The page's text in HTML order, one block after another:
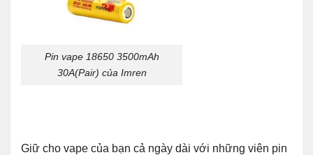
Pin vape 18650 3500mAh
30A(Pair) của Imren
Giữ cho vape của bạn cả ngày dài với những viên pin